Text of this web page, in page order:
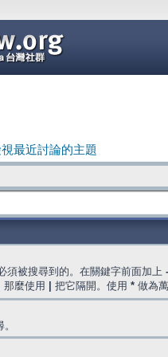
最近討論的主題
須被搜尋到的。在關鍵字前面加上 -
那麼使用
把它隔開。使用 * 做為